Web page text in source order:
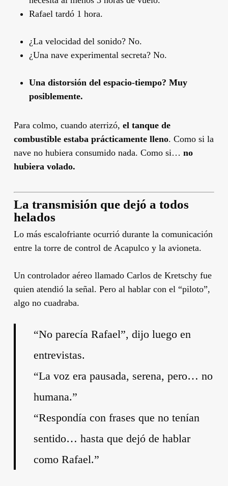
Rafael tardó 1 hora.
¿La velocidad del sonido? No.
¿Una nave experimental secreta? No.
Una distorsión del espacio-tiempo? Muy
posiblemente.
Para colmo, cuando aterrizó, el tanque de
combustible estaba prácticamente lleno. Como si la
nave no hubiera consumido nada. Como si… no
hubiera volado.
La transmisión que dejó a todos
helados
Lo más escalofriante ocurrió durante la comunicación
entre la torre de control de Acapulco y la avioneta.
Un controlador aéreo llamado Carlos de Kretschy fue
quien atendió la señal. Pero al hablar con el “piloto”,
algo no cuadraba.
“No parecía Rafael”, dijo luego en
entrevistas.
“La voz era pausada, serena, pero… no
humana.”
“Respondía con frases que no tenían
sentido… hasta que dejó de hablar
como Rafael.”